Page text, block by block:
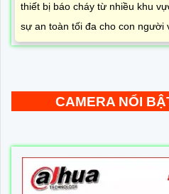
thiết bị báo cháy từ nhiều khu
sự an toàn tối đa cho con người
CAMERA NỔI